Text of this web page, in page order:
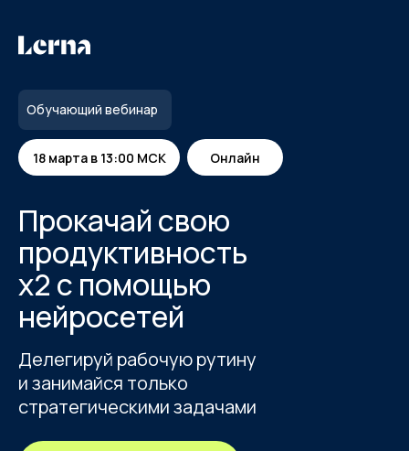
Делегируй рабочую рутину
и занимайся только
стратегическими задачами
Прокачай свою
продуктивность
х2 с помощью
нейросетей
Обучающий вебинар
Онлайн
18 марта в 13:00 МСК